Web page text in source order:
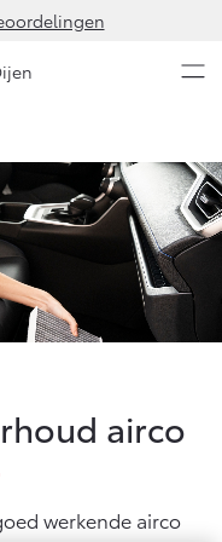
airco
werkende airco